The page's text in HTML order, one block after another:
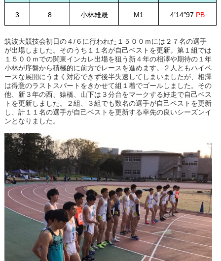
3 8 小林雄晟 M1 4’14″97 PB
筑波大競技会初日の４/６に行われた１５００ｍには２７名の選手
が出場しました。そのうち１１名が自己ベストを更新。第１組では
１５００ｍでの関東インカレ出場を狙う新４年の相澤や期待の１年
小林が序盤から積極的に前方でレースを進めます。２人ともハイペ
ースな展開にうまく対応できず後半失速してしまいましたが、相澤
は得意のラストスパートをきかせて組１着でゴールしました。その
他、新３年の西、猿橋、山下は３分台をマークする好走で自己ベス
トを更新しました。２組、３組でも数名の選手が自己ベストを更新
し、計１１名の選手が自己ベストを更新する幸先の良いシーズンイ
ンとなりました。